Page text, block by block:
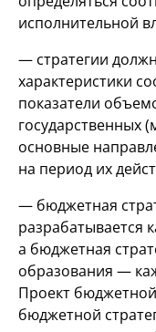
исполнительной
— стратегии
характеристики
показатели
государственных
основные
на период их
— бюджетная
разрабатывается
а бюджетная
образования —
Проект
бюджетной